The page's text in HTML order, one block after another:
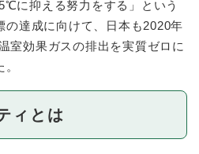
に抑える努力をする」という
の達成に向けて、日本も2020年
室効果ガスの排出を実質ゼロに
ィとは